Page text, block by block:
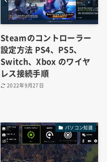
Steamのコントローラー
設定方法 PS4、PS5、
Switch、Xbox のワイヤ
レス接続手順
2022年9月27日
パソコン知識